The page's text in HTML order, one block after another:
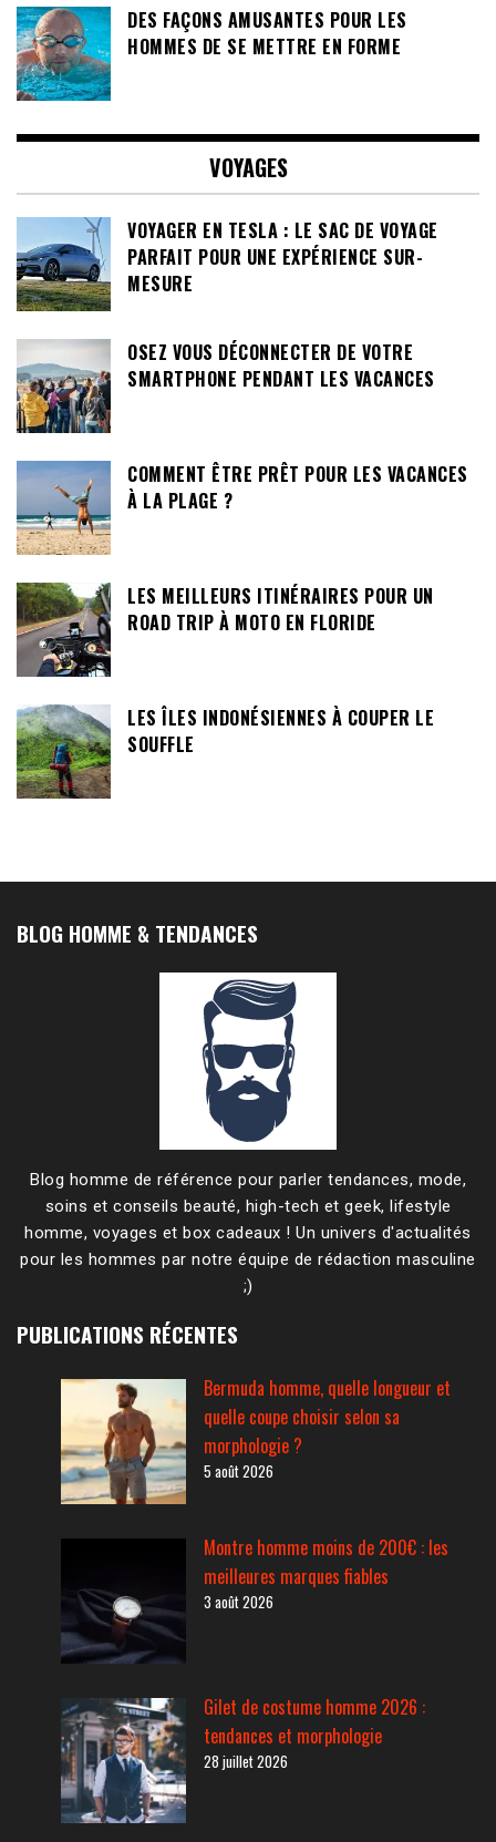
DES FAÇONS AMUSANTES POUR LES
HOMMES DE SE METTRE EN FORME
VOYAGES
VOYAGER EN TESLA : LE SAC DE VOYAGE
PARFAIT POUR UNE EXPÉRIENCE SUR-
MESURE
OSEZ VOUS DÉCONNECTER DE VOTRE
SMARTPHONE PENDANT LES VACANCES
COMMENT ÊTRE PRÊT POUR LES VACANCES
À LA PLAGE ?
LES MEILLEURS ITINÉRAIRES POUR UN
ROAD TRIP À MOTO EN FLORIDE
LES ÎLES INDONÉSIENNES À COUPER LE
SOUFFLE
BLOG HOMME & TENDANCES
Blog homme de référence pour parler tendances, mode,
soins et conseils beauté, high-tech et geek, lifestyle
homme, voyages et box cadeaux ! Un univers d'actualités
pour les hommes par notre équipe de rédaction masculine
;)
PUBLICATIONS RÉCENTES
Bermuda homme, quelle longueur et
quelle coupe choisir selon sa
morphologie ?
5 août 2026
Montre homme moins de 200€ : les
meilleures marques fiables
3 août 2026
Gilet de costume homme 2026 :
tendances et morphologie
28 juillet 2026